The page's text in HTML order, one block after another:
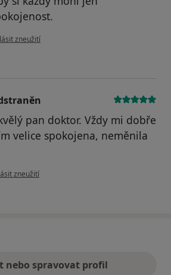
názoru uživatele Váš účet byl odstraněn
zneužití
pan doktor. Vždy mi dobře
velice spokojena, neměnila
názoru uživatele Váš účet byl odstraněn
zneužití
nebo spravovat profil